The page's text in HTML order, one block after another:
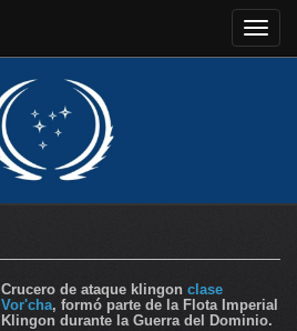
Crucero de ataque klingon clase
Vor'cha, formó parte de la Flota Imperial
Klingon durante la Guerra del Dominio.